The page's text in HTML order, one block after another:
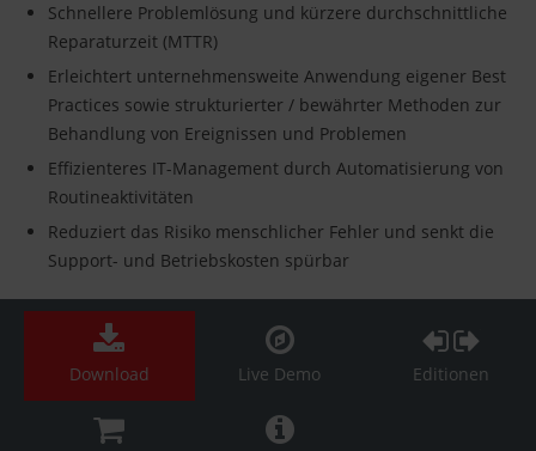
Schnellere Problemlösung und kürzere durchschnittliche
Reparaturzeit (MTTR)
Erleichtert unternehmensweite Anwendung eigener Best
Practices sowie strukturierter / bewährter Methoden zur
Behandlung von Ereignissen und Problemen
Effizienteres IT-Management durch Automatisierung von
Routineaktivitäten
Reduziert das Risiko menschlicher Fehler und senkt die
Support- und Betriebskosten spürbar
Download Live Demo Editionen